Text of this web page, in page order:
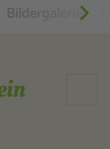
Bildergalerie